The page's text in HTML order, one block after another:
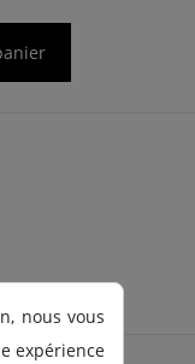
nous vous
expérience